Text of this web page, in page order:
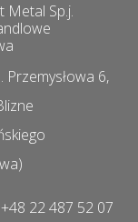
Metal Sp.j.
Przemysłowa 6,
22 487 52 07